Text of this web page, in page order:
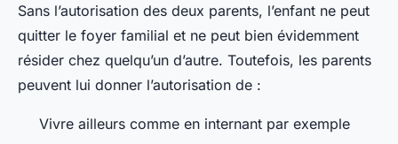
Sans l’autorisation des deux parents, l’enfant ne peut
quitter le foyer familial et ne peut bien évidemment
résider chez quelqu’un d’autre. Toutefois, les parents
peuvent lui donner l’autorisation de :
Vivre ailleurs comme en internant par exemple